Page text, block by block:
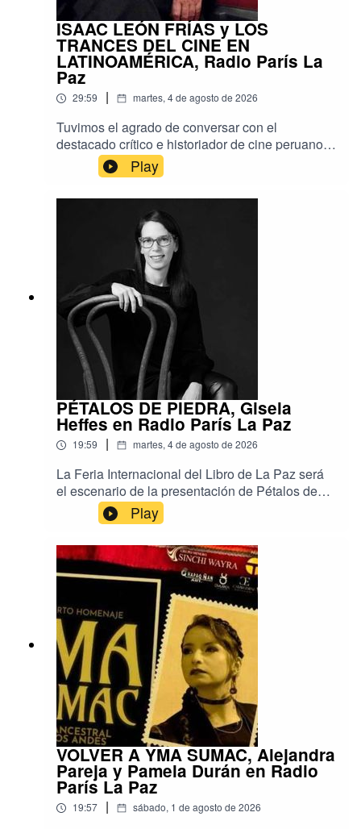
ISAAC LEÓN FRÍAS y LOS
TRANCES DEL CINE EN
LATINOAMÉRICA, Radio París La
Paz
29:59 | martes, 4 de agosto de 2026
Tuvimos el agrado de conversar con el
destacado crítico e historiador de cine peruano
Isaac León Frías, a propósito de su reciente
visita a Bolivia para presentar su más reciente
libro, titulado Los trances de los cines de
América Latina y el Caribe.En este encuentro
especial, llevado a cabo en el marco de la Feria
Internacional del Libro y auspiciado por la
Cinemateca Boliviana, el autor compartió
valiosas reflexiones sobre la evolución, los
desafíos actuales y el panorama contemporáneo
del séptimo arte en nuestra región.
Play
PÉTALOS DE PIEDRA, Gisela
Heffes en Radio París La Paz
19:59 | martes, 4 de agosto de 2026
La Feria Internacional del Libro de La Paz será
el escenario de la presentación de Pétalos de
piedra, el nuevo libro de ensayos de la escritora
y académica argentina Gisela Heffes, publicado
en Bolivia por Editorial Mantis.Reconocida como
una de las voces más destacadas de la
ecocrítica latinoamericana, Heffes llegará al país
especialmente para participar en la FIL.A partir
de sus propias investigaciones y obras, la
escritora abordará cómo la literatura imagina
vínculos entre cuerpos, territorios y comunidades
humanas y más que humanas, explorando
nuevas formas de sensibilidad y de coexistencia.
Música: Deepforest. Un programa de Radio París
La Paz.
Play
VOLVER A YMA SUMAC, Alejandra
Pareja y Pamela Durán en Radio
París La Paz
19:57 | sábado, 1 de agosto de 2026